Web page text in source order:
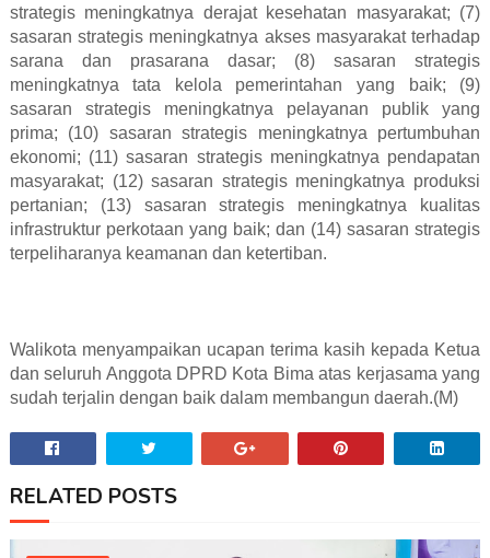
strategis meningkatnya derajat kesehatan masyarakat; (7)
sasaran strategis meningkatnya akses masyarakat terhadap
sarana dan prasarana dasar; (8) sasaran strategis
meningkatnya tata kelola pemerintahan yang baik; (9)
sasaran strategis meningkatnya pelayanan publik yang
prima; (10) sasaran strategis meningkatnya pertumbuhan
ekonomi; (11) sasaran strategis meningkatnya pendapatan
masyarakat; (12) sasaran strategis meningkatnya produksi
pertanian; (13) sasaran strategis meningkatnya kualitas
infrastruktur perkotaan yang baik; dan (14) sasaran strategis
terpeliharanya keamanan dan ketertiban.
Walikota menyampaikan ucapan terima kasih kepada Ketua
dan seluruh Anggota DPRD Kota Bima atas kerjasama yang
sudah terjalin dengan baik dalam membangun daerah.(M)
RELATED POSTS